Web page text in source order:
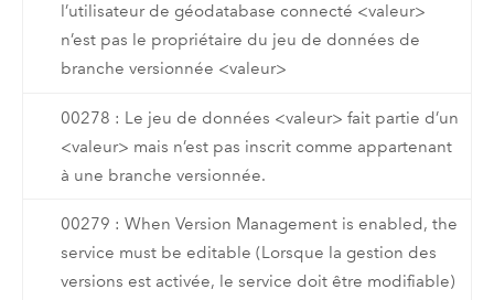
l’utilisateur de géodatabase connecté <valeur>
n’est pas le propriétaire du jeu de données de
branche versionnée <valeur>
00278 : Le jeu de données <valeur> fait partie d’un
<valeur> mais n’est pas inscrit comme appartenant
à une branche versionnée.
00279 : When Version Management is enabled, the
service must be editable (Lorsque la gestion des
versions est activée, le service doit être modifiable)